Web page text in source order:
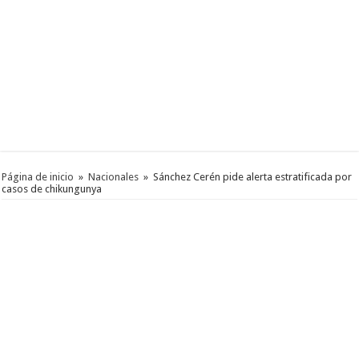
Página de inicio » Nacionales » Sánchez Cerén pide alerta estratificada por
casos de chikungunya